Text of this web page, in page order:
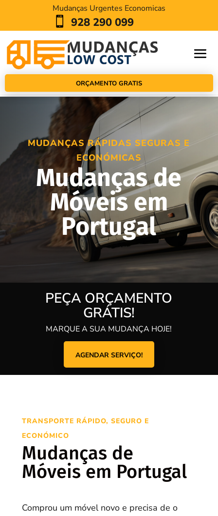
Mudanças Urgentes Economicas
 928 290 099
ORÇAMENTO GRATIS
MUDANÇAS RÁPIDAS SEGURAS E
ECONÓMICAS
Mudanças de
Móveis em
Portugal
PEÇA ORÇAMENTO
GRÁTIS!
MARQUE A SUA MUDANÇA HOJE!
AGENDAR SERVIÇO!
TRANSPORTE RÁPIDO, SEGURO E
ECONÓMICO
Mudanças de
Móveis em Portugal
Comprou um móvel novo e precisa de o